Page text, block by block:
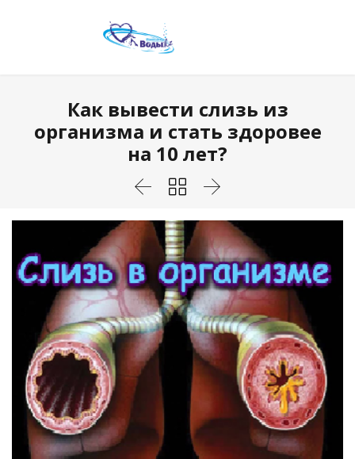
Как вывести слизь из
организма и стать здоровее
на 10 лет?
  